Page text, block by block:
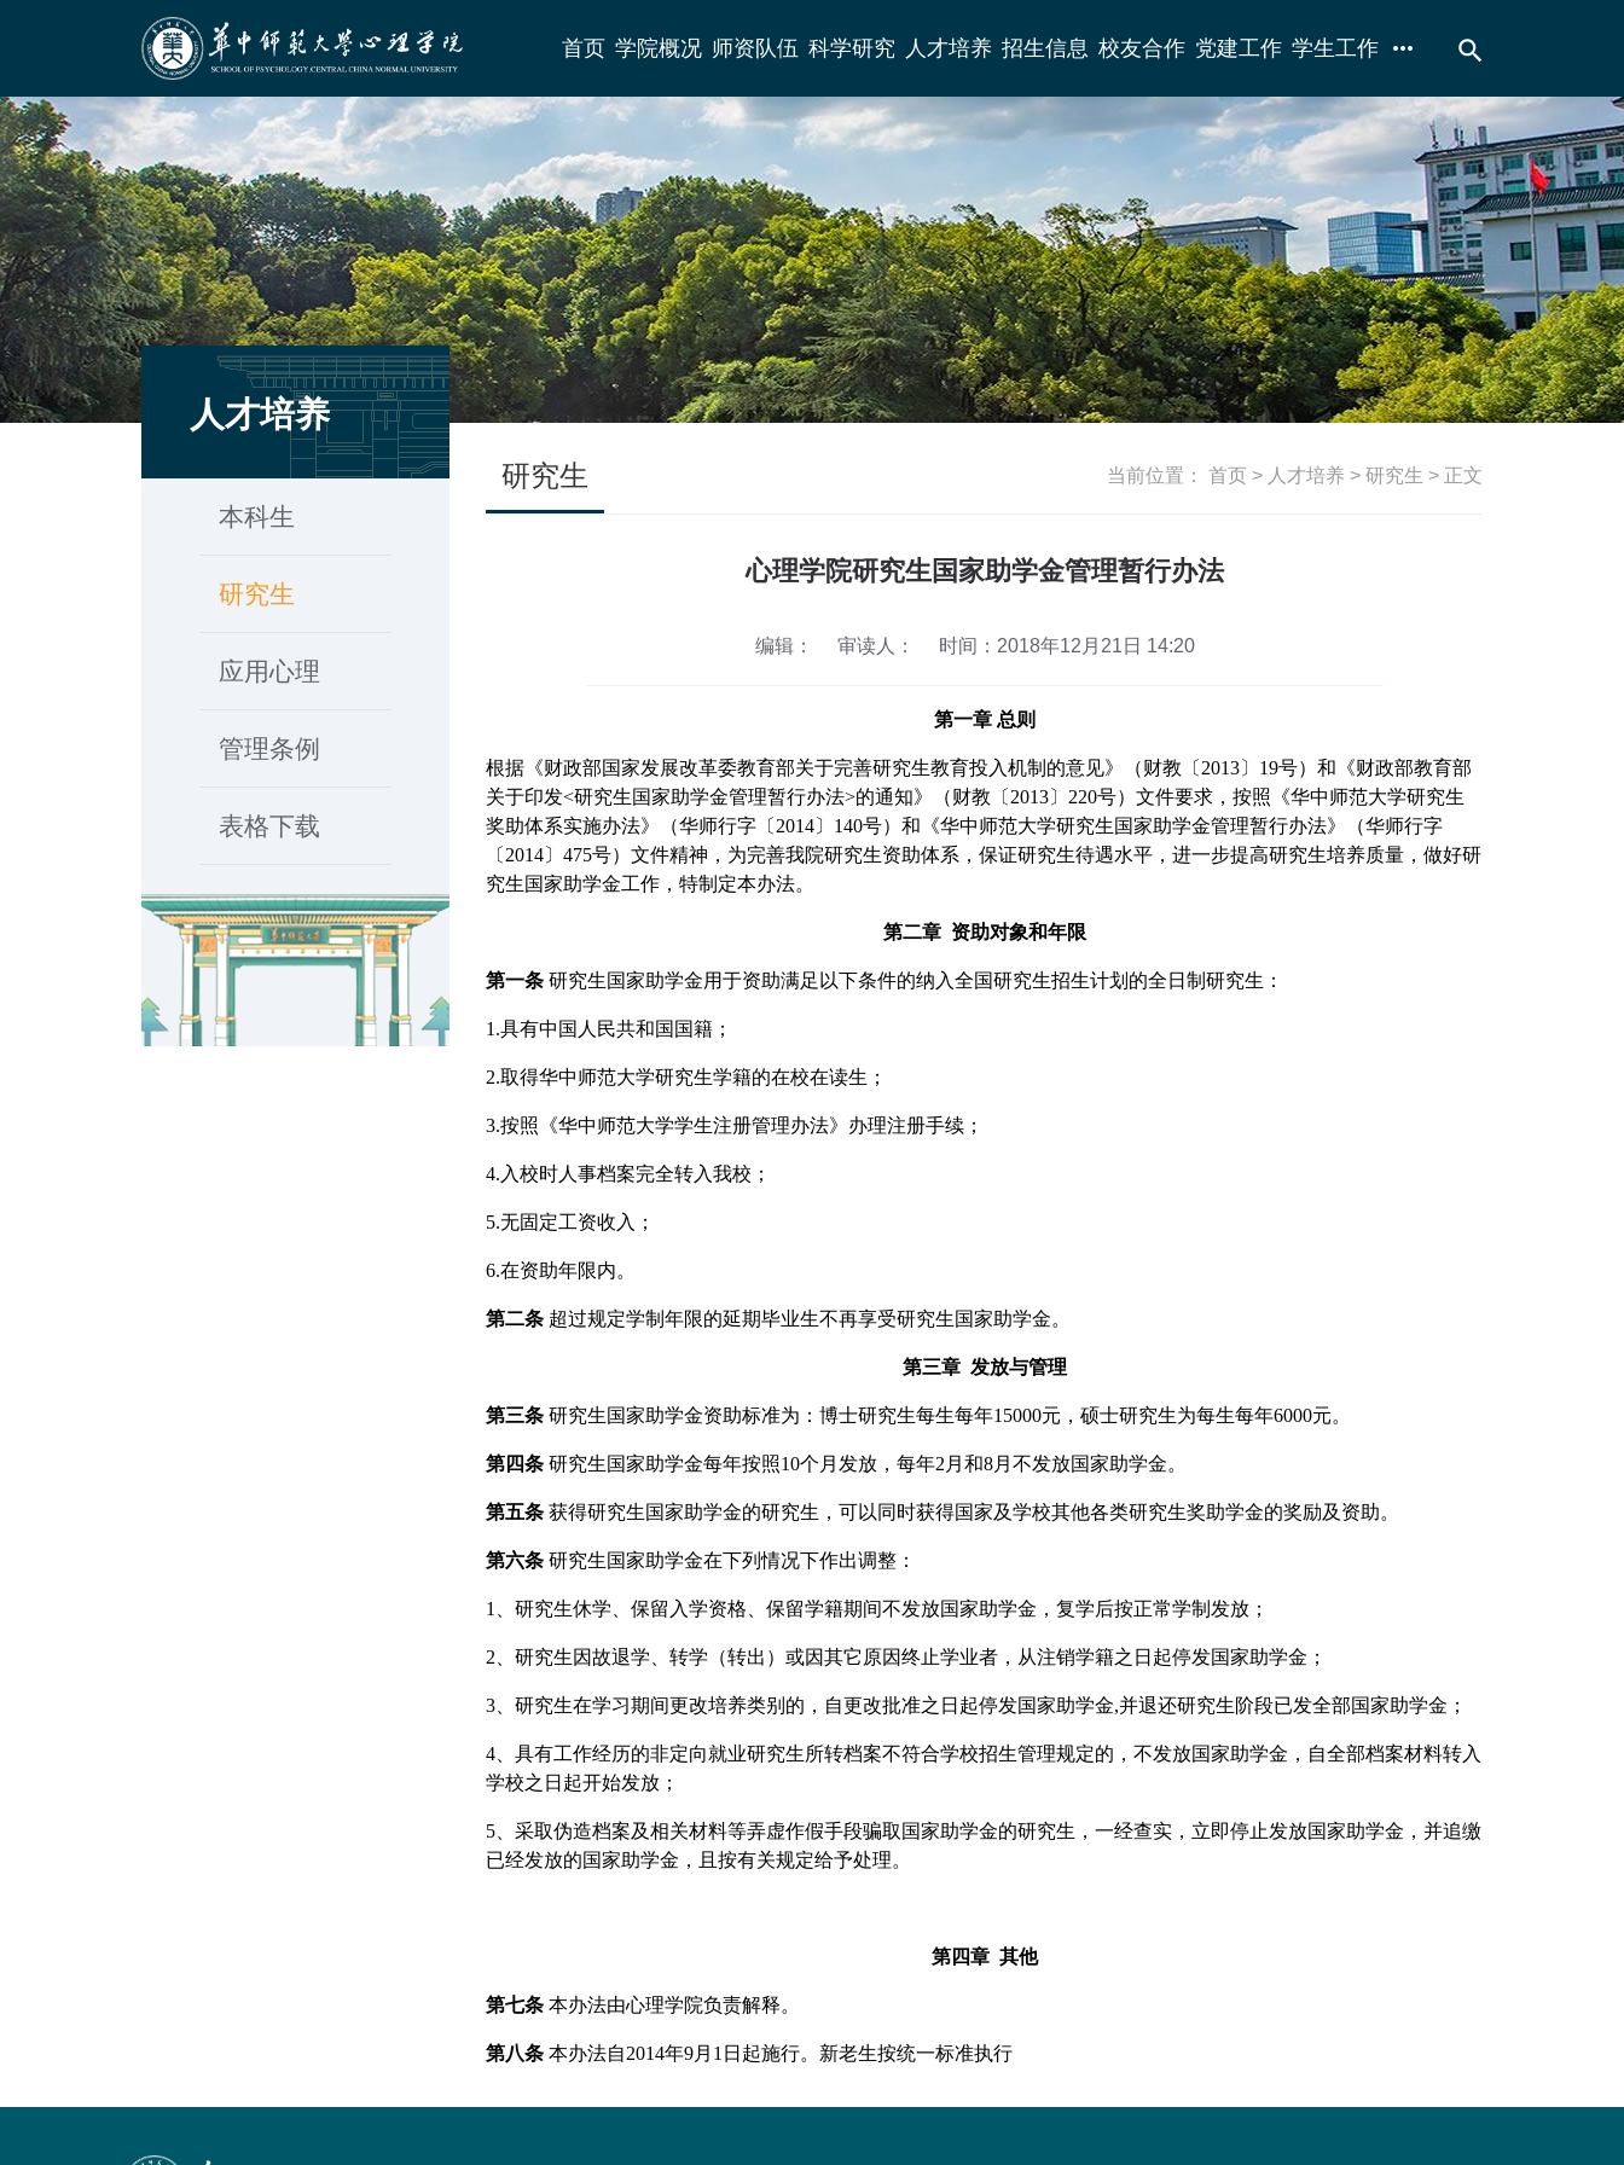
首页 学院概况 师资队伍 科学研究 人才培养 招生信息 校友合作 党建工作 学生工作 more_horiz search
人才培养
本科生
研究生
应用心理
管理条例
表格下载
研究生 当前位置： 首页 > 人才培养 > 研究生 > 正文
心理学院研究生国家助学金管理暂行办法
编辑： 审读人： 时间：2018年12月21日 14:20
第一章 总则
根据《财政部国家发展改革委教育部关于完善研究生教育投入机制的意见》（财教〔 2013〕 19号） 和 《财政部教育部
关于印发<研究生国家助学金管理暂行办法>的通知》（财教〔 2013〕 220号） 文件要求， 按照 《华中师范大学研究生
奖助体系实施办法》（华师行字〔 2014〕 140号）和《华中师范大学研究生国家助学金管理暂行办法》 （华师行字
〔 2014〕 475号） 文件精神， 为完善我院研究生资助体系，保证研究生待遇水平，进一步提高研究生培养质量，做好研
究生国家助学金工作，特制定本办法。
第二章 资助对象和年限
第一条 研究生国家助学金用于资助满足以下条件的纳入全国研究生招生计划的全日制研究生：
1.具有中国人民共和国国籍；
2.取得华中师范大学研究生学籍的在校在读生；
3.按照《华中师范大学学生注册管理办法》办理注册手续；
4. 入校时人事档案完全转入我校；
5.无固定工资收入；
6.在资助年限内。
第二条 超过规定学制年限的延期毕业生不再享受研究生国家助学金。
第三章 发放与管理
第三条 研究生国家助学金资助标准为：博士研究生每生每年1 5000元，硕士研究生为每生每年6000元。
第四条 研究生国家助学金每年按照10个月发放，每年2 月和8月不发放国家助学金。
第五条 获得研究生国家助学金的研究生，可以同时获得国家及学校其他各类研究生奖助学金的奖励及资助。
第六条 研究生国家助学金在下列情况下作出调整：
1、 研究生休学、保留入学资格、保留学籍期间不发放国家助学金，复学后按正常学制发放；
2、 研究生因故退学、转学（转出）或因其它原因终止学业者，从注销学籍之日起停发国家助学金；
3、 研究生在学习期间更改培养类别的，自更改批准之日起停发国家助学金,并退还研究生阶段已发全部国家助学金；
4、 具有工作经历的非定向就业研究生所转档案不符合学校招生管理规定的，不发放国家助学金，自全部档案材料转入
学校之日起开始发放；
5、 采取伪造档案及相关材料等弄虚作假手段骗取国家助学金的研究生，一经查实，立即停止发放国家助学金，并追缴
已经发放的国家助学金，且按有关规定给予处理。
第四章 其他
第七条 本办法由心理学院负责解释。
第八条 本办法自2014年9月 1 日起施行。新老生按统一标准执行